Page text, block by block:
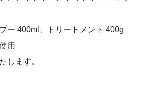
ー 400ml、トリートメント 400g
用
します。
の発送